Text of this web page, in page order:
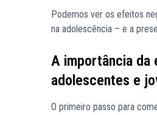
Podemos ver os efeitos
na adolescência – e a
A importância da
adolescentes e
O primeiro passo para